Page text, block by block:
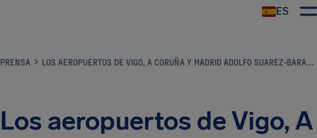
ES
PRENSA LOS AEROPUERTOS DE VIGO, A CORUÑA Y MADRID ADOLFO SUAREZ-BARAJAS, LOS TRES MÁS PUNTUALES DE ESPAÑA
Los aeropuertos de Vigo, A